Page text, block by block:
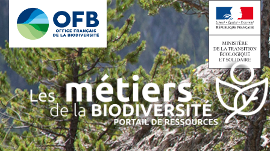
Aller au contenu principal